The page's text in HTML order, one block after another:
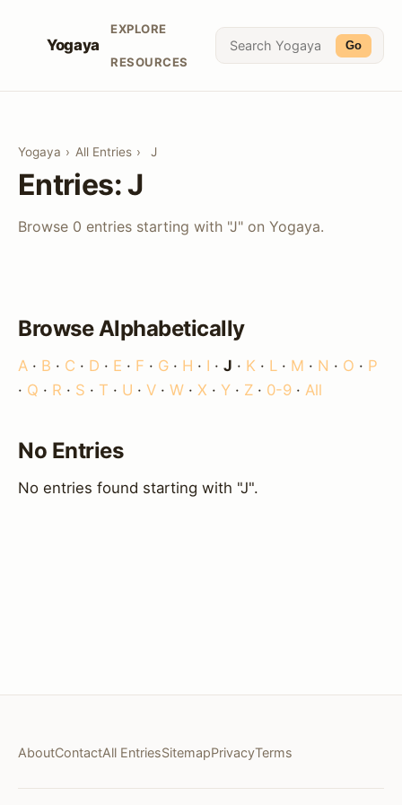
Yogaya
EXPLORE
RESOURCES
Go
Yogaya › All Entries › J
Entries: J
Browse 0 entries starting with "J" on Yogaya.
Browse Alphabetically
A · B · C · D · E · F · G · H · I · J · K · L · M · N · O · P
· Q · R · S · T · U · V · W · X · Y · Z · 0-9 · All
No Entries
No entries found starting with "J".
AboutContactAll EntriesSitemapPrivacyTerms